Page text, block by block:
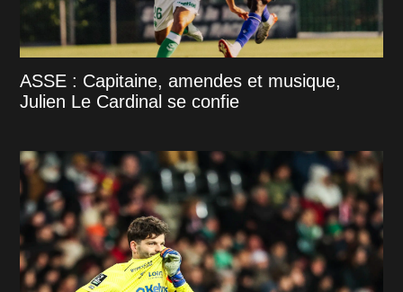
ASSE : Capitaine, amendes et musique,
Julien Le Cardinal se confie